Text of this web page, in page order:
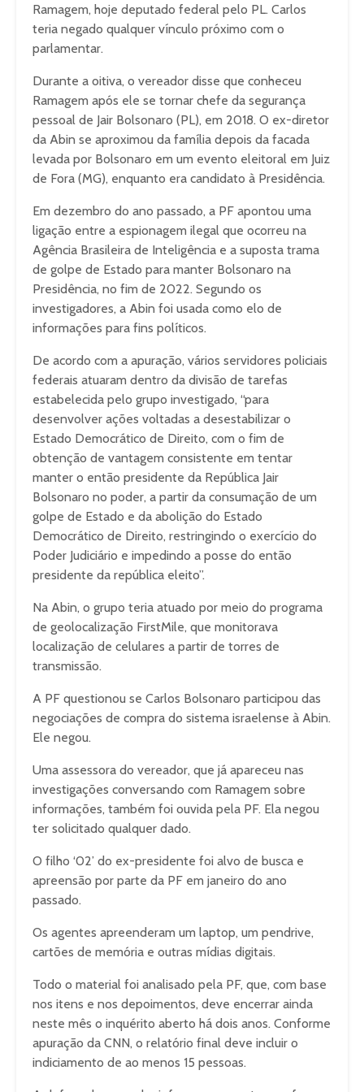
Ramagem, hoje deputado federal pelo PL. Carlos
teria negado qualquer vínculo próximo com o
parlamentar.
Durante a oitiva, o vereador disse que conheceu
Ramagem após ele se tornar chefe da segurança
pessoal de Jair Bolsonaro (PL), em 2018. O ex-diretor
da Abin se aproximou da família depois da facada
levada por Bolsonaro em um evento eleitoral em Juiz
de Fora (MG), enquanto era candidato à Presidência.
Em dezembro do ano passado, a PF apontou uma
ligação entre a espionagem ilegal que ocorreu na
Agência Brasileira de Inteligência e a suposta trama
de golpe de Estado para manter Bolsonaro na
Presidência, no fim de 2022. Segundo os
investigadores, a Abin foi usada como elo de
informações para fins políticos.
De acordo com a apuração, vários servidores policiais
federais atuaram dentro da divisão de tarefas
estabelecida pelo grupo investigado, “para
desenvolver ações voltadas a desestabilizar o
Estado Democrático de Direito, com o fim de
obtenção de vantagem consistente em tentar
manter o então presidente da República Jair
Bolsonaro no poder, a partir da consumação de um
golpe de Estado e da abolição do Estado
Democrático de Direito, restringindo o exercício do
Poder Judiciário e impedindo a posse do então
presidente da república eleito”.
Na Abin, o grupo teria atuado por meio do programa
de geolocalização FirstMile, que monitorava
localização de celulares a partir de torres de
transmissão.
A PF questionou se Carlos Bolsonaro participou das
negociações de compra do sistema israelense à Abin.
Ele negou.
Uma assessora do vereador, que já apareceu nas
investigações conversando com Ramagem sobre
informações, também foi ouvida pela PF. Ela negou
ter solicitado qualquer dado.
O filho ‘02’ do ex-presidente foi alvo de busca e
apreensão por parte da PF em janeiro do ano
passado.
Os agentes apreenderam um laptop, um pendrive,
cartões de memória e outras mídias digitais.
Todo o material foi analisado pela PF, que, com base
nos itens e nos depoimentos, deve encerrar ainda
neste mês o inquérito aberto há dois anos. Conforme
apuração da CNN, o relatório final deve incluir o
indiciamento de ao menos 15 pessoas.